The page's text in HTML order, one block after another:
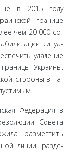
в 2015 году
границе
чем 20 000 со­
ситуа­
удаление
Украины.
стороны в та­
Федера­ция в
Со­вета
разместить
линии, разде­